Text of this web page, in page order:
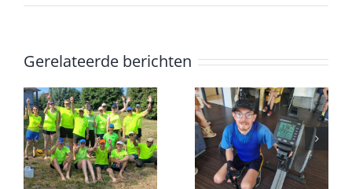
Gerelateerde berichten
Erwin
voltooid de
marathon op
een
Onderlinge